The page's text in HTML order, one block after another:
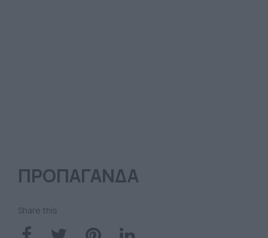
ΠΡΟΠΑΓΑΝΔΑ
Share this